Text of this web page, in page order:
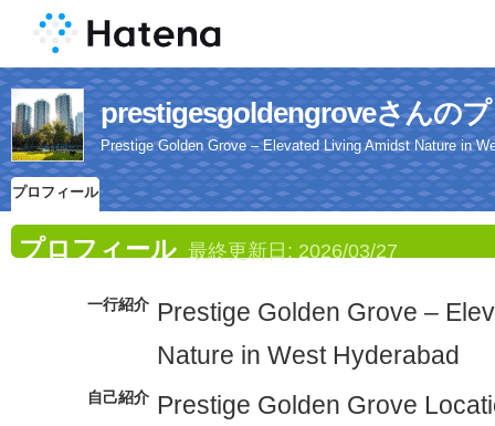
prestigesgoldengroveさんの
Prestige Golden Grove – Elevated Living Amidst Nature in
プロフィール
プロフィール 最終更新日: 2026/03/27
一行紹介 Prestige Golden Grove –
Nature in West Hyderabad
自己紹介 Prestige Golden Grove